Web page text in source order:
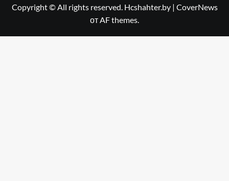
Copyright © All rights reserved. Hcshahter.by | CoverNews
от AF themes.